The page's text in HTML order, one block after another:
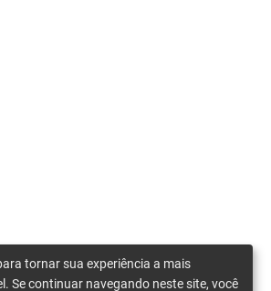
tornar sua experiência a mais
Se continuar navegando neste site, você